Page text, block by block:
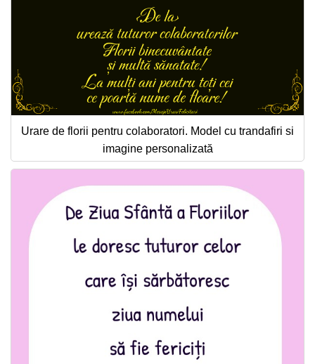
Urare de florii pentru colaboratori. Model cu trandafiri si
imagine personalizată